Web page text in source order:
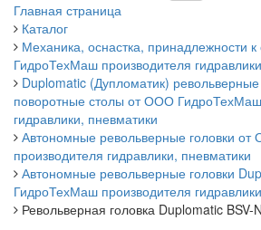
Главная страница
Каталог
Механика, оснастка, принадлежности
ГидроТехМаш производителя
Duplomatic (Дупломатик) револьверные
поворотные столы от ООО ГидроТехМаш
гидравлики, пневматики
Автономные револьверные головки
производителя гидравлики, пневматики
Автономные револьверные головки
ГидроТехМаш производителя
Револьверная головка Duplomatic BSV-